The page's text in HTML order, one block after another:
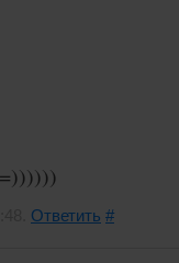
Ответить #